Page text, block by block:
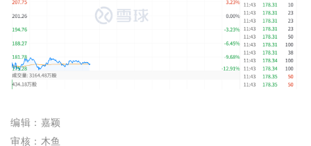
编辑：嘉颖
审核：木鱼